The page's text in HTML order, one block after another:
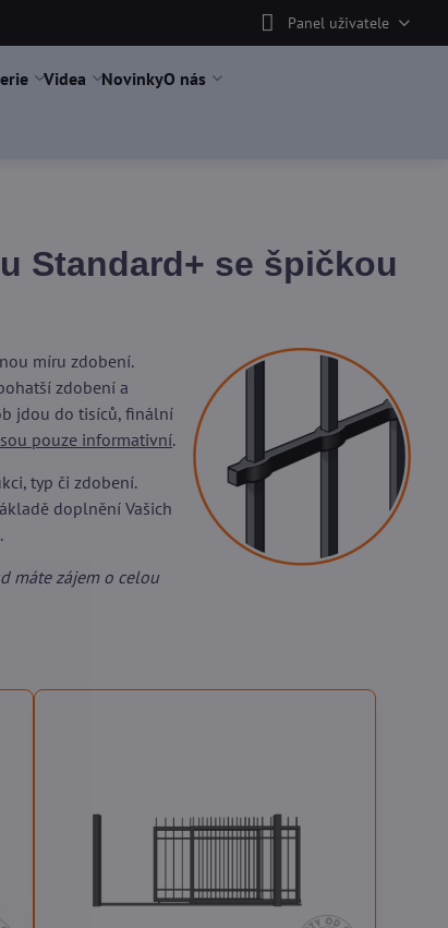
Panel uživatele
Videa NovinkyO nás
Standard+ se špičkou
míru zdobení.
zdobení a
jdou do tisíců, finální
pouze informativní.
typ či zdobení.
doplnění Vašich
.
máte zájem o celou